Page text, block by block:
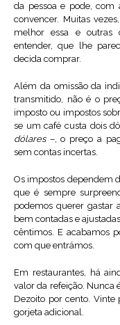
da pessoa e pode, com
convencer. Muitas
melhor essa e outras
entender, que lhe
decida comprar.
Além da omissão da
transmitido, não é o
imposto ou impostos
se um café custa dois
dólares–, o preço a
sem contas incertas.
Os impostos dependem
que é sempre
podemos querer gastar
bem contadas e
cêntimos. E acabamos
com que entrámos.
Em restaurantes, há
valor da refeição. Nunca
Dezoito por cento.
gorjeta adicional.